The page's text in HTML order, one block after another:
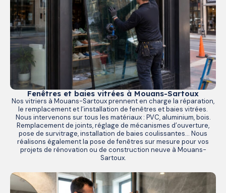
Fenêtres et baies vitrées à Mouans-Sartoux
Nos vitriers à Mouans-Sartoux prennent en charge la réparation,
le remplacement et l’installation de fenêtres et baies vitrées.
Nous intervenons sur tous les matériaux : PVC, aluminium, bois.
Remplacement de joints, réglage de mécanismes d’ouverture,
pose de survitrage, installation de baies coulissantes… Nous
réalisons également la pose de fenêtres sur mesure pour vos
projets de rénovation ou de construction neuve à Mouans-
Sartoux.